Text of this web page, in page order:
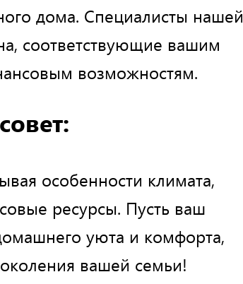
дома. Специалисты нашей
соответствующие вашим
возможностям.
особенности климата,
ресурсы. Пусть ваш
уюта и комфорта,
вашей семьи!